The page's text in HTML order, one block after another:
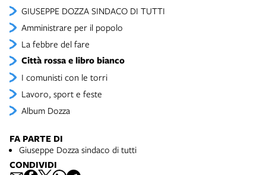
GIUSEPPE DOZZA SINDACO DI TUTTI
Amministrare per il popolo
La febbre del fare
Città rossa e libro bianco
I comunisti con le torri
Lavoro, sport e feste
Album Dozza
FA PARTE DI
Giuseppe Dozza sindaco di tutti
CONDIVIDI